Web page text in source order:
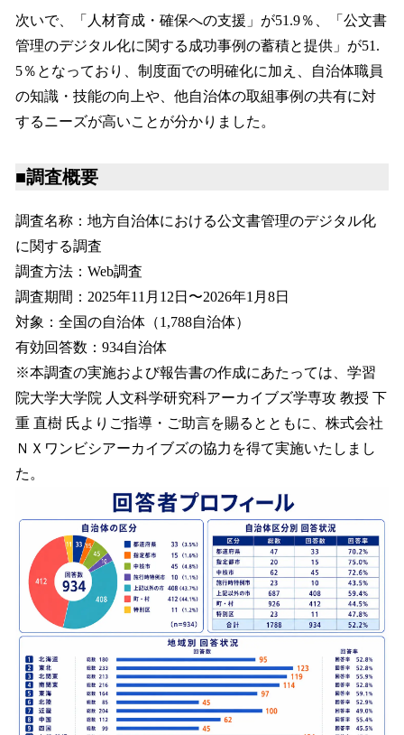
次いで、「人材育成・確保への支援」が51.9％、「公文書
管理のデジタル化に関する成功事例の蓄積と提供」が51.
5％となっており、制度面での明確化に加え、自治体職員
の知識・技能の向上や、他自治体の取組事例の共有に対
するニーズが高いことが分かりました。
■調査概要
調査名称：地方自治体における公文書管理のデジタル化
に関する調査
調査方法：Web調査
調査期間：2025年11月12日〜2026年1月8日
対象：全国の自治体（1,788自治体）
有効回答数：934自治体
※本調査の実施および報告書の作成にあたっては、学習
院大学大学院 人文科学研究科アーカイブズ学専攻 教授 下
重 直樹 氏よりご指導・ご助言を賜るとともに、株式会社
ＮＸワンビシアーカイブズの協力を得て実施いたしまし
た。